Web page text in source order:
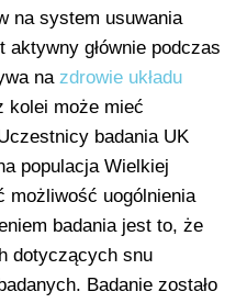
na system usuwania
głównie podczas
na zdrowie układu
kolei może mieć
badania UK
populacja Wielkiej
możliwość uogólnienia
badania jest to, że
dotyczących snu
Badanie zostało